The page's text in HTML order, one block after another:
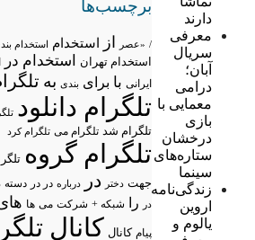
دارند
معرفی
سریال
آبان؛
درامی
معمایی با
بازی
درخشان
ستاره‌های
سینما
زندگی‌نامه
اروین
یالوم و
برچسب‌ها
/ «عصر از استخدام استخدام
استخدام تهران استخدام در
ایرانی با برای بندی به
تلگرام دانلود
تلگرام شد تلگرام می تلگرام کرد
تلگرام گروه
جهت دختر در درباره در در دسته
در
را شبکه + شرکت می ها
پیام کانال کانال